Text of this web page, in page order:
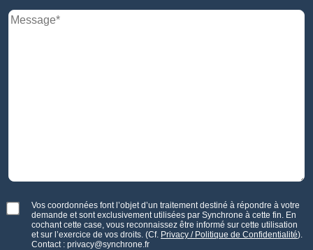
Vos coordonnées font l’objet d’un traitement destiné à répondre à votre
demande et sont exclusivement utilisées par Synchrone à cette fin. En
cochant cette case, vous reconnaissez être informé sur cette utilisation
et sur l’exercice de vos droits. (Cf. Privacy / Politique de Confidentialité).
Contact : privacy@synchrone.fr